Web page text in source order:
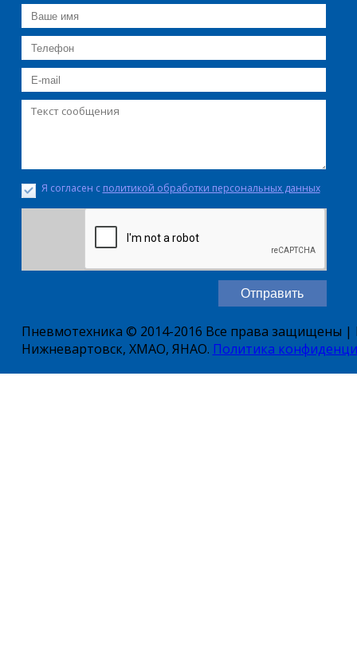
Я согласен с политикой обработки персональных данных
Пневмотехника © 2014-2016 Все права защищены |
Нижневартовск, ХМАО, ЯНАО. Политика